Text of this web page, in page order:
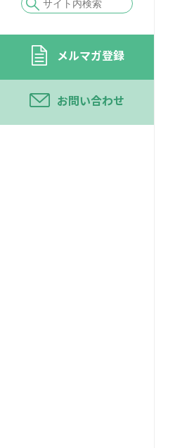
メルマガ登録
お問い合わせ